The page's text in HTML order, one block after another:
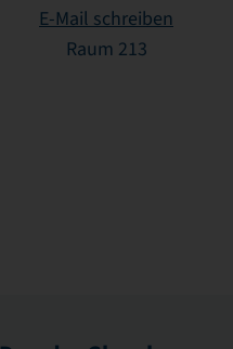
E-Mail schreiben
Raum 213